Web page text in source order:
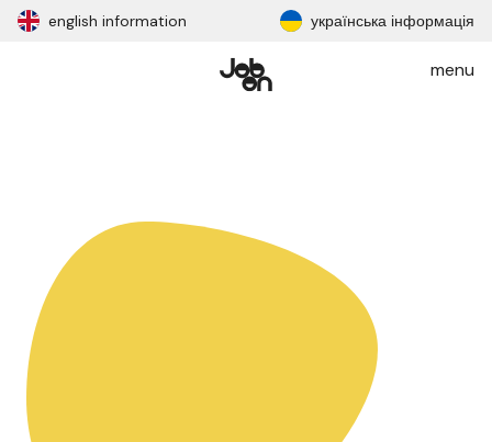
english information українська інформація
menu